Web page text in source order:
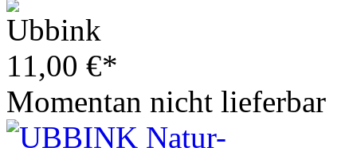
11,00 €*
Momentan nicht lieferbar